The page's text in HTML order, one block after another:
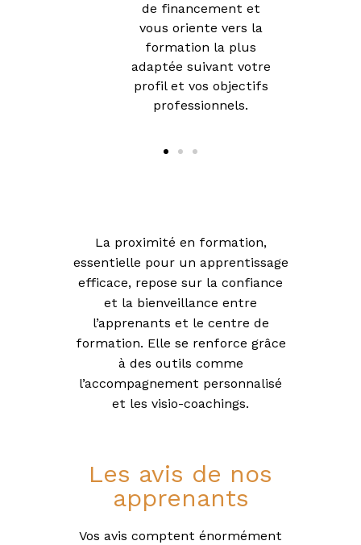
de financement et
vous oriente vers la
formation la plus
adaptée suivant votre
profil et vos objectifs
professionnels.
La proximité en formation,
essentielle pour un apprentissage
efficace, repose sur la confiance
et la bienveillance entre
l’apprenants et le centre de
formation. Elle se renforce grâce
à des outils comme
l’accompagnement personnalisé
et les visio-coachings.
Les avis de nos
apprenants
Vos avis comptent énormément